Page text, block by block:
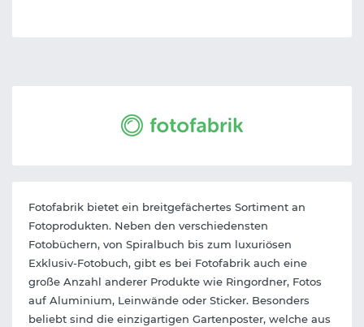
Fotofabrik bietet ein breitgefächertes Sortiment an
Fotoprodukten. Neben den verschiedensten
Fotobüchern, von Spiralbuch bis zum luxuriösen
Exklusiv-Fotobuch, gibt es bei Fotofabrik auch eine
große Anzahl anderer Produkte wie Ringordner, Fotos
auf Aluminium, Leinwände oder Sticker. Besonders
beliebt sind die einzigartigen Gartenposter, welche aus